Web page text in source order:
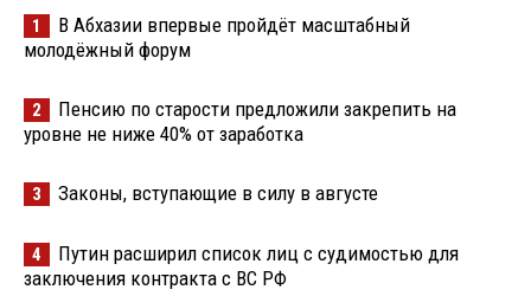
1
В Абхазии впервые пройдёт масштабный
молодёжный форум
2
Пенсию по старости предложили закрепить на
уровне не ниже 40% от заработка
3 Законы, вступающие в силу в августе
4
Путин расширил список лиц с судимостью для
заключения контракта с ВС РФ